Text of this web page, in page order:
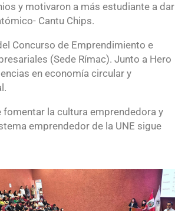
y motivaron a más estudiante a dar
Cantu Chips.
Concurso de Emprendimiento e
(Sede Rímac). Junto a Hero
en economía circular y
la cultura emprendedora y
emprendedor de la UNE sigue